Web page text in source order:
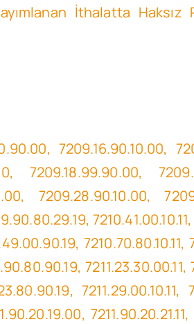
İthalatta Haksız
7209.16.90.10.00,
7209.18.99.90.00,
7209.28.90.10.00,
7210.41.00.10.11,
7210.70.80.10.11,
7211.23.30.00.11,
7211.29.00.10.11,
7211.90.20.21.11,